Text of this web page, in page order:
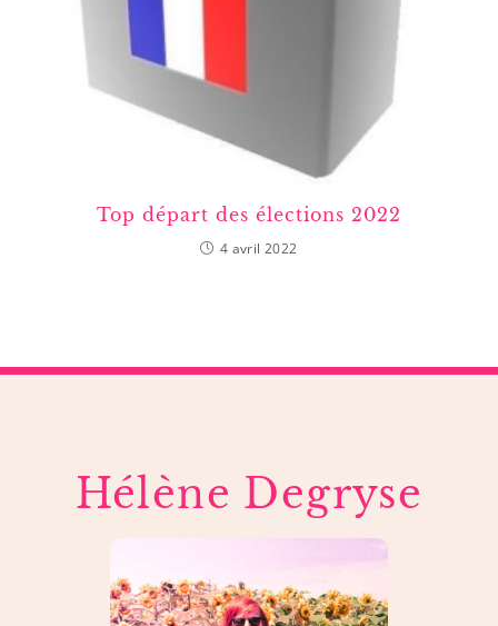
Top départ des élections 2022
4 avril 2022
Hélène Degryse